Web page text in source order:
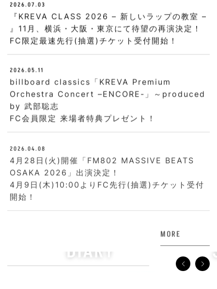
2026.07.03
『KREVA CLASS 2026 – 新しいラップの教室 –
』11月、横浜・大阪・東京にて待望の再演決定！
FC限定最速先行(抽選)チケット受付開始！
2026.05.11
billboard classics「KREVA Premium
Orchestra Concert –ENCORE-」～produced
by 武部聡志
FC会員限定 来場者特典プレゼント！
2026.04.08
4月28日(火)開催「FM802 MASSIVE BEATS
OSAKA 2026」出演決定！
4月9日(木)10:00よりFC先行(抽選)チケット受付
開始！
MORE
DIARY